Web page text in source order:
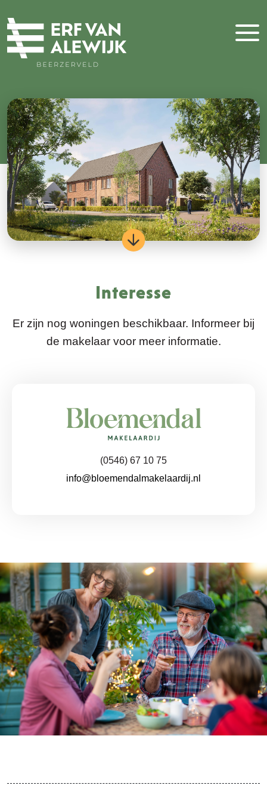
Interesse
Er zijn nog woningen beschikbaar. Informeer bij
de makelaar voor meer informatie.
(0546) 67 10 75
info@bloemendalmakelaardij.nl